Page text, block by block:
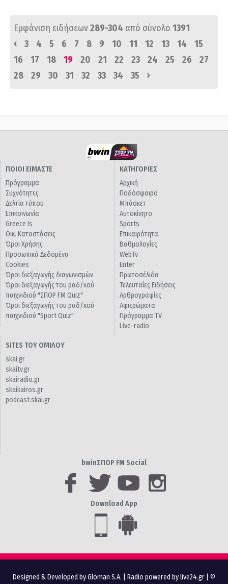
Εμφάνιση ειδήσεων289-304 από σύνολο 1391
‹
3 4 5 6 7 8 9 10 11 12 13 14
15
16
17 18 19 20 21 22 23 24 25 26
27
28
29 30 31 32 33 34 35 ›
ΠΟΙΟΙ ΕΙΜΑΣΤΕ
Πρόγραμμα
Συχνότητες
Δελτία τύπου
Επικοινωνία
Greece Is
Οικ. Καταστάσεις
Όροι Χρήσης
Προσωπικά Δεδομένα
Cookies
Όροι διεξαγωγής διαγωνισμών
Όροι διεξαγωγής του ραδ/κού
παιχνιδιού "ΣΠΟΡ FM Quiz"
Όροι διεξαγωγής του ραδ/κού
παιχνιδιού "Sport Quiz"
ΚΑΤΗΓΟΡΙΕΣ
Αρχική
Ποδόσφαιρο
Μπάσκετ
Αυτοκίνητο
Sports
Επικαιρότητα
Βαθμολογίες
WebTv
Enter
Πρωτοσέλιδα
Τελευταίες Ειδήσεις
Αρθρογραφίες
Αφιερώματα
Πρόγραμμα TV
Live-radio
SITES ΤΟΥ ΟΜΙΛΟΥ
skai.gr
skaitv.gr
skairadio.gr
skaikairos.gr
podcast.skai.gr
bwinΣΠΟΡ FM Social
Download App
Designed & Developed by Gloman S.A. Radio powered by live24.gr | ©